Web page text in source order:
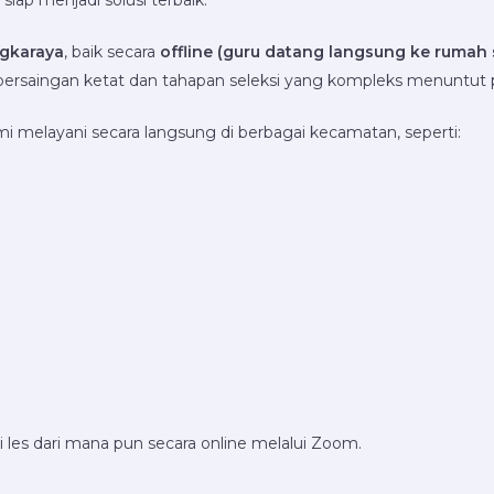
, baik secara offline (guru datang langsung ke rumah
ketat dan tahapan seleksi yang kompleks menuntut
melayani secara langsung di berbagai kecamatan, seperti:
dari mana pun secara online melalui Zoom.